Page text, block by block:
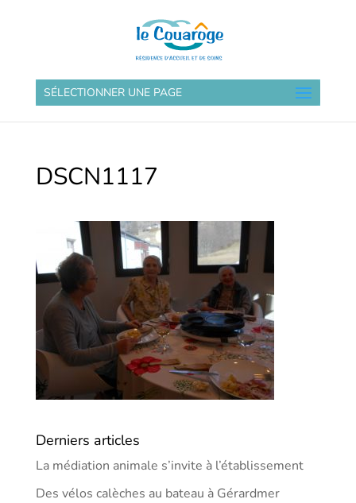
SÉLECTIONNER UNE PAGE
DSCN1117
Derniers articles
La médiation animale s’invite à l’établissement
Des vélos calèches au bateau à Gérardmer